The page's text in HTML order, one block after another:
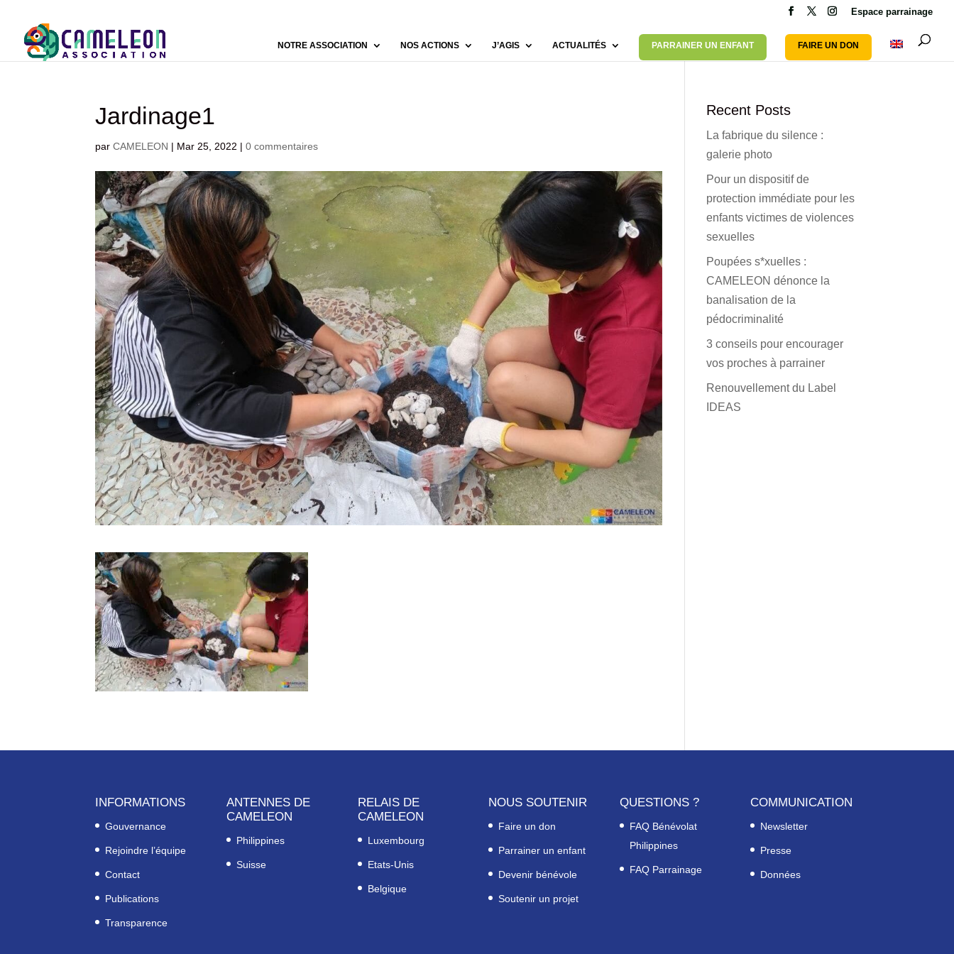
Espace parrainage
NOTRE ASSOCIATION NOS ACTIONS J’AGIS ACTUALITÉS PARRAINER UN ENFANT FAIRE UN DON
Jardinage1
parCAMELEON | Mar 25, 2022 |0 commentaires
Recent Posts
La fabrique du silence :
galerie photo
Pour un dispositif de
protection immédiate pour les
enfants victimes de violences
sexuelles
Poupées s*xuelles :
CAMELEON dénonce la
banalisation de la
pédocriminalité
3 conseils pour encourager
vos proches à parrainer
Renouvellement du Label
IDEAS
INFORMATIONS
Gouvernance
Rejoindre l’équipe
Contact
Publications
Transparence
ANTENNES DE
CAMELEON
Philippines
Suisse
RELAIS DE
CAMELEON
Luxembourg
Etats-Unis
Belgique
NOUS SOUTENIR
Faire un don
Parrainer un enfant
Devenir bénévole
Soutenir un projet
QUESTIONS ?
FAQ Bénévolat
Philippines
FAQ Parrainage
COMMUNICATION
Newsletter
Presse
Données